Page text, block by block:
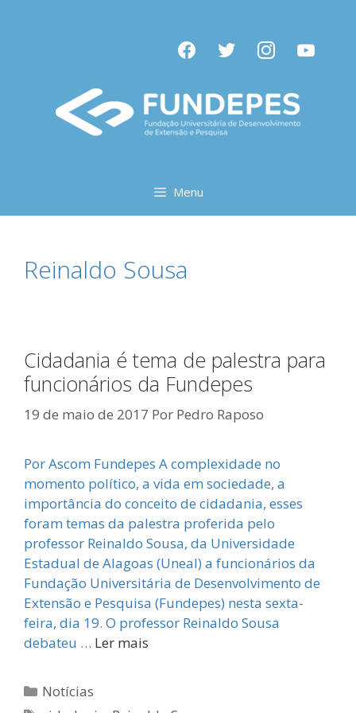
facebooktwitter instagramyoutube
Menu
Reinaldo Sousa
Cidadania é tema de palestra para
funcionários da Fundepes
19 de maio de 2017 Por Pedro Raposo
Por Ascom Fundepes A complexidade no
momento político, a vida em sociedade, a
importância do conceito de cidadania, esses
foram temas da palestra proferida pelo
professor Reinaldo Sousa, da Universidade
Estadual de Alagoas (Uneal) a funcionários da
Fundação Universitária de Desenvolvimento de
Extensão e Pesquisa (Fundepes) nesta sexta-
feira, dia 19. O professor Reinaldo Sousa
debateu … Ler mais
Categorias
Notícias